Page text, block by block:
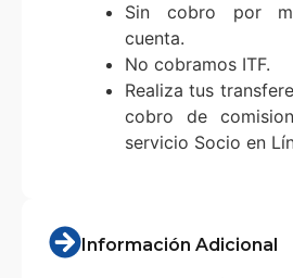
Sin cobro por
cuenta.
No cobramos ITF.
Realiza tus
cobro de
servicio Socio en
Información Adicional